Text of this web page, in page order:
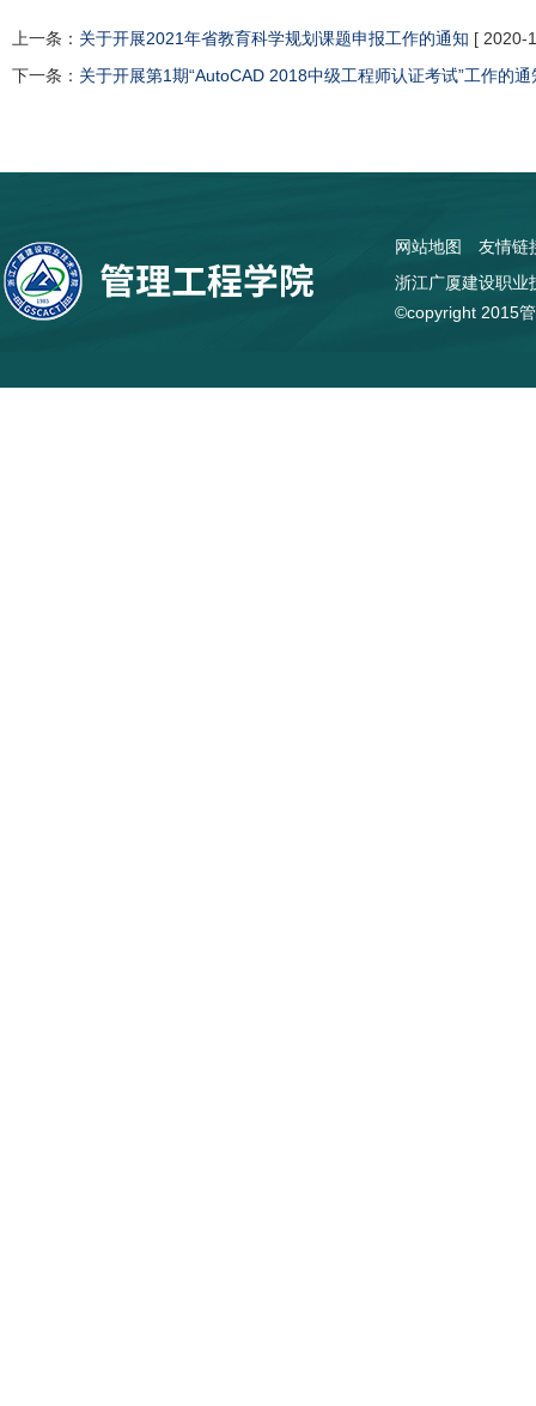
上一条： 关于开展2021年省教育科学规划课题申报工作的通知 [ 2020-
下一条： 关于开展第1期“AutoCAD 2018中级工程师认证考试”工作的通
网站地图
友情链
浙江广厦建设职
©copyright 2015